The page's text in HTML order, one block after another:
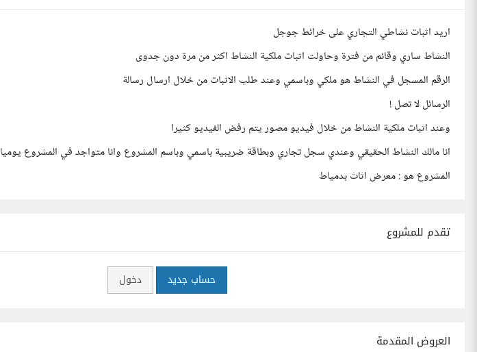
اريد اثبات نشاطي التجاري على خرائط جوجل
النشاط ساري وقائم من فترة وحاولت اثبات ملكية النشاط اكثر من مرة دون جدوى
الرقم المسجل في النشاط هو ملكي وباسمي وعند طلب الاثبات من خلال ارسال رسالة
الرسائل لا تصل !
وعند اثبات ملكية النشاط من خلال فيديو مصور يتم رفض الفيديو كثيرا
انا مالك النشاط الحقيقي وعندي سجل تجاري وبطاقة ضريبية باسمي وباسم المشروع وانا متواجد في المشروع يوميا
المشروع هو : معرض اثاث بدمياط
تقدم للمشروع
حساب جديد دخول
العروض المقدمة